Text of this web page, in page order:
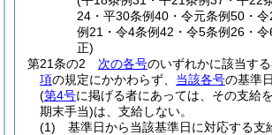
24・平30条例40・令元条例50・
例21・令4条例42・令5条例26・
正)
第21条の2
次の各号のいずれかに該当する
項の規定にかかわらず、 当該各号の基準
(第4号に掲げる者にあっては、その支給
期末手当)は、支給しない。
(1)
基準日から当該基準日に対応する支